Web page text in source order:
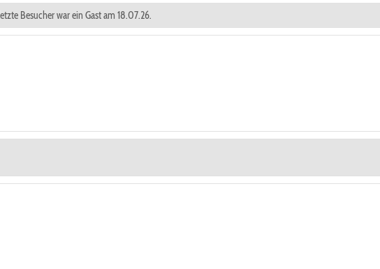
Besucher war ein Gast am 18.07.26.